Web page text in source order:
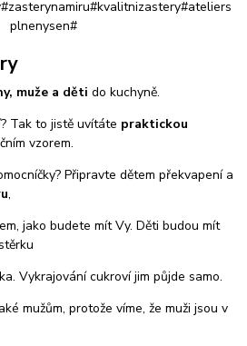
muže a dětido kuchyně.
? Tak to jistě uvítáte praktickou
vzorem.
Připravte dětem překvapení a
,
jako budete mít Vy. Děti budou mít
Vykrajování cukroví jim půjde samo.
mužům, protože víme, že muži jsou v